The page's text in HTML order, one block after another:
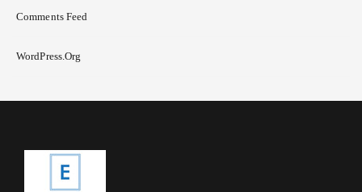
Comments Feed
WordPress.org